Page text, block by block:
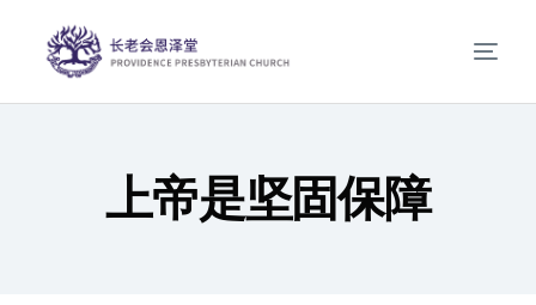
上帝是坚固保障